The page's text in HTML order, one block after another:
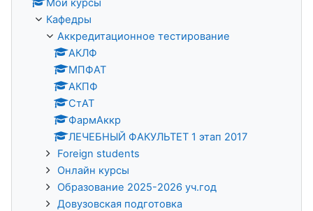
Мои курсы
Кафедры
Аккредитационное тестирование
АКЛФ
МПФАТ
АКПФ
СтАТ
ФармАккр
ЛЕЧЕБНЫЙ ФАКУЛЬТЕТ 1 этап 2017
Foreign students
Онлайн курсы
Образование 2025-2026 уч.год
Довузовская подготовка